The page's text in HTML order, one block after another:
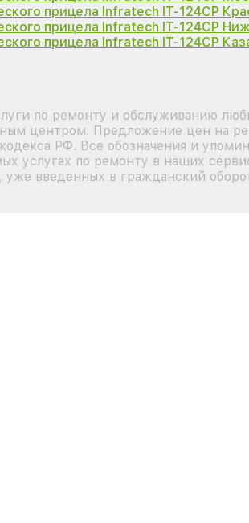
прицела Infratech IT-124CP
прицела Infratech IT-124CP
прицела Infratech IT-124CP
по ремонту и обслуживанию
центром. Предложение цен на
РФ. Все обозначения и
услугах по ремонту в наших
уже введенных в гражданский